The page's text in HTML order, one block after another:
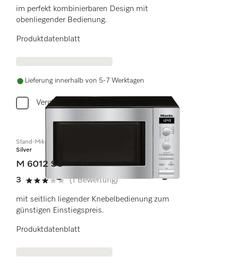
im perfekt kombinierbaren Design mit
obenliegender Bedienung.
Produktdatenblatt
Lieferung innerhalb von 5-7 Werktagen
Vergleichen
Stand-Mikrowellengerät
Silver
M 6012 SC
3
3 von 5 Sternen
(1 Bewertung)
mit seitlich liegender Knebelbedienung zum
günstigen Einstiegspreis.
Produktdatenblatt